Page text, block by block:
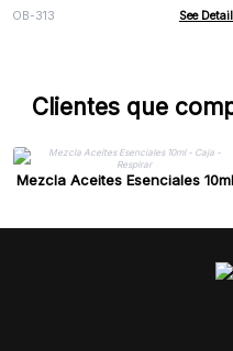
OB-313 See
Clientes que
Mezcla Aceites Esenciales 10ml